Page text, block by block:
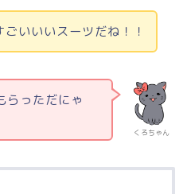
ごいいいスーツだね！！
くろちゃん
らっただにゃ